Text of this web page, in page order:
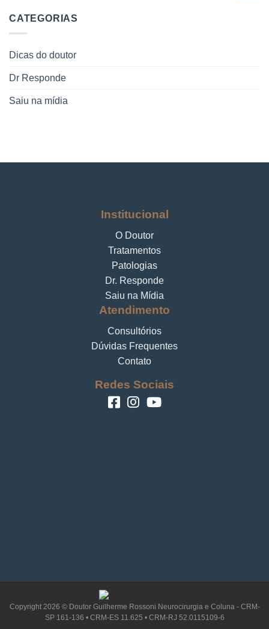
CATEGORIAS
Dicas do doutor
Dr Responde
Saiu na mídia
Institucional
O Doutor
Tratamentos
Patologias
Dr. Responde
Saiu na Mídia
Atendimento
Consultórios
Dúvidas Frequentes
Contato
Redes Sociais
Copyright 2026 © Doutor Guilherme Rossoni Neurocirurgia e Coluna - CRM-
SP 161-136 • CRM-ES 11.625 • CRM-RJ 52.0115109-6